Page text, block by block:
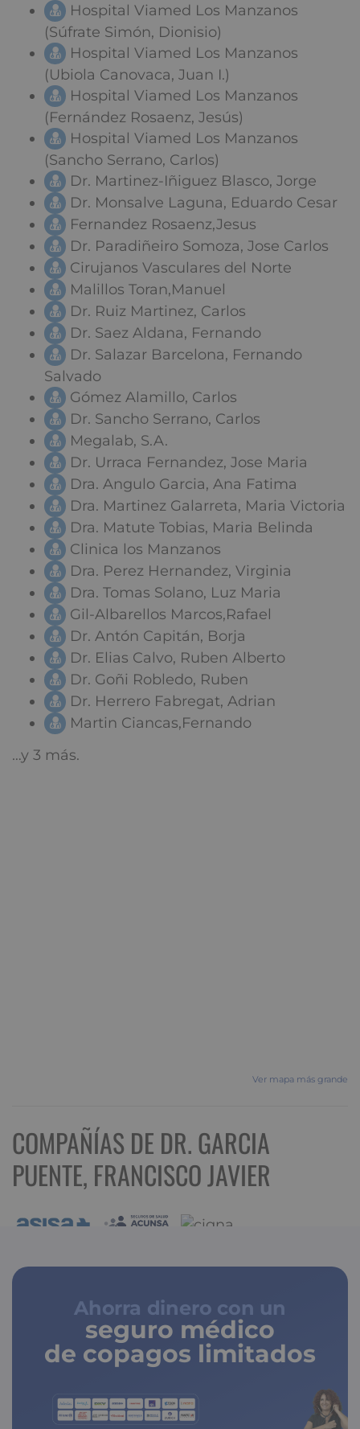
Hospital Viamed Los Manzanos
(Súfrate Simón, Dionisio)
Hospital Viamed Los Manzanos
(Ubiola Canovaca, Juan I.)
Hospital Viamed Los Manzanos
(Fernández Rosaenz, Jesús)
Hospital Viamed Los Manzanos
(Sancho Serrano, Carlos)
Dr. Martinez-Iñiguez Blasco, Jorge
Dr. Monsalve Laguna, Eduardo Cesar
Fernandez Rosaenz,Jesus
Dr. Paradiñeiro Somoza, Jose Carlos
Cirujanos Vasculares del Norte
Malillos Toran,Manuel
Dr. Ruiz Martinez, Carlos
Dr. Saez Aldana, Fernando
Dr. Salazar Barcelona, Fernando
Salvado
Gómez Alamillo, Carlos
Dr. Sancho Serrano, Carlos
Megalab, S.A.
Dr. Urraca Fernandez, Jose Maria
Dra. Angulo Garcia, Ana Fatima
Dra. Martinez Galarreta, Maria Victoria
Dra. Matute Tobias, Maria Belinda
Clinica los Manzanos
Dra. Perez Hernandez, Virginia
Dra. Tomas Solano, Luz Maria
Gil-Albarellos Marcos,Rafael
Dr. Antón Capitán, Borja
Dr. Elias Calvo, Ruben Alberto
Dr. Goñi Robledo, Ruben
Dr. Herrero Fabregat, Adrian
Martin Ciancas,Fernando
…y 3 más.
Ver mapa más grande
COMPAÑÍAS DE DR. GARCIA
PUENTE, FRANCISCO JAVIER
Ahorra dinero con un
seguro médico
de copagos limitados